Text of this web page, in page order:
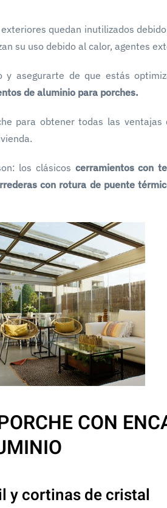
quedan inutilizados
su uso debido al calor, agentes
y asegurarte de que estás
de aluminio para porches.
para obtener todas las
los clásicos cerramientos con
con rotura de puente
CON
y cortinas de cristal